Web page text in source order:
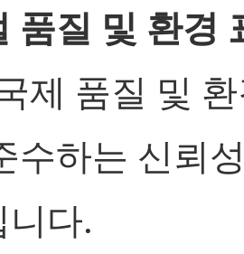
품질 및 환경
제 품질 및
수하는 신뢰
다.